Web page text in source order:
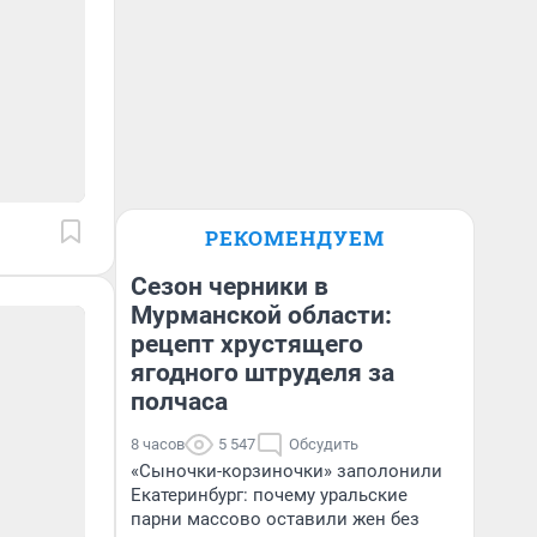
РЕКОМЕНДУЕМ
Сезон черники в
Мурманской области:
рецепт хрустящего
ягодного штруделя за
полчаса
8 часов 5 547 Обсудить
«Сыночки-корзиночки» заполонили
Екатеринбург: почему уральские
парни массово оставили жен без